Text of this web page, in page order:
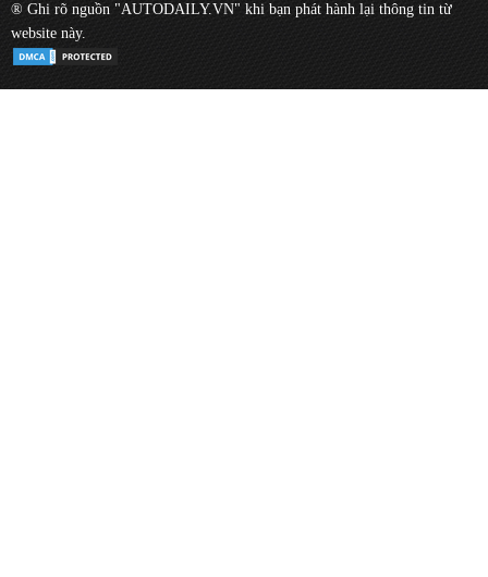
® Ghi rõ nguồn "AUTODAILY.VN" khi bạn phát hành lại thông tin từ
website này.